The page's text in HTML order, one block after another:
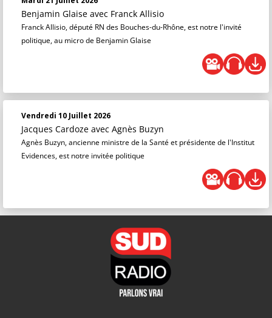
Benjamin Glaise avec Franck Allisio
Franck Allisio, député RN des Bouches-du-Rhône, est notre l'invité
politique, au micro de Benjamin Glaise
Vendredi 10 Juillet 2026
Jacques Cardoze avec Agnès Buzyn
Agnès Buzyn, ancienne ministre de la Santé et présidente de l'Institut
Evidences, est notre invitée politique